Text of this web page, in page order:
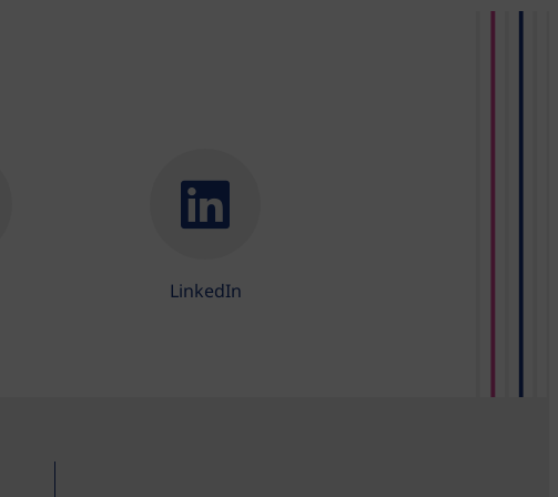
LinkedIn